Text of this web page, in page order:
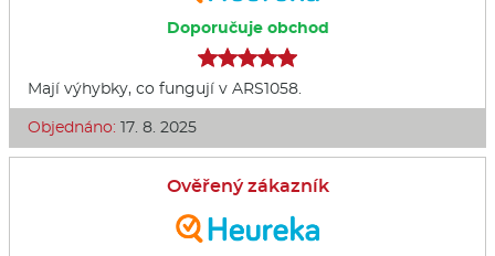
Doporučuje obchod
Mají výhybky, co fungují v ARS1058.
Objednáno: 17. 8. 2025
Ověřený zákazník